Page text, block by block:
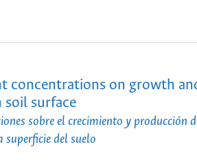
concentrations on growth
soil surface
sobre el crecimiento y producción
del suelo